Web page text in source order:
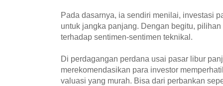
Pada dasarnya, ia sendiri menilai, investasi
untuk jangka panjang. Dengan begitu,
terhadap sentimen-sentimen teknikal.
Di perdagangan perdana usai pasar libur
merekomendasikan para investor
valuasi yang murah. Bisa dari perbankan